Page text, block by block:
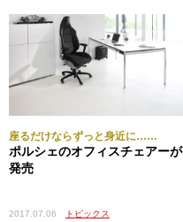
座るだけならずっと身近に……
ポルシェのオフィスチェアーが
発売
2017.07.06 トピックス